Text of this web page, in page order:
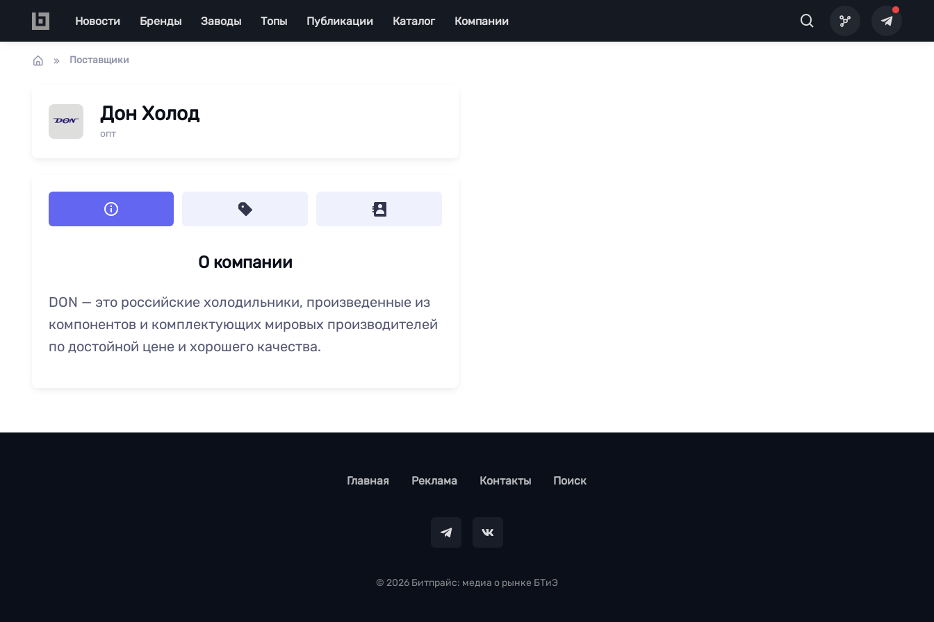
Main navigation
Новости Бренды Заводы Топы Публикации Каталог Компании
Поставщики
Дон Холод
опт
О компании
DON — это российские холодильники, произведенные из
компонентов и комплектующих мировых производителей
по достойной цене и хорошего качества.
footer
Главная Реклама Контакты Поиск
© 2026 Битпрайс: медиа о рынке БТиЭ